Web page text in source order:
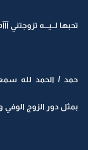
تحبها لــيـــه تزوجتني
حمد / الحمد لله
بمثل دور الزوج